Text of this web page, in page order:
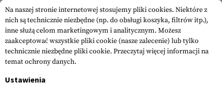
Na naszej stronie internetowej stosujemy pliki cookies. Niektóre z
nich są technicznie niezbędne (np. do obsługi koszyka, filtrów itp.),
inne służą celom marketingowym i analitycznym. Możesz
zaakceptować wszystkie pliki cookie (nasze zalecenie) lub tylko
technicznie niezbędne pliki cookie. Przeczytaj więcej informacji na
temat ochrony danych.
Ustawienia